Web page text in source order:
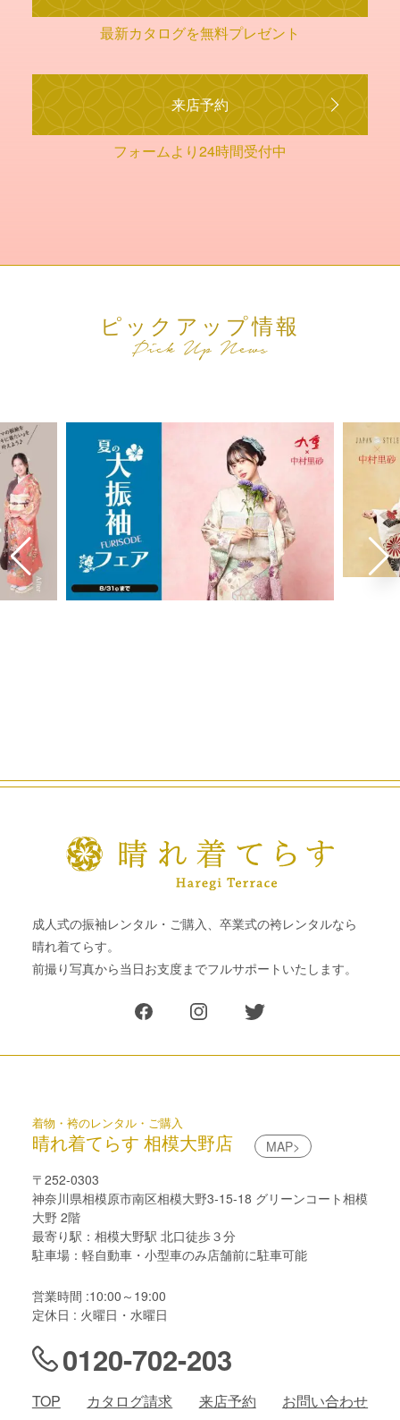
最新カタログを無料プレゼント
来店予約
フォームより24時間受付中
ピックアップ情報
成人式の振袖レンタル・ご購入、卒業式の袴レンタルなら
晴れ着てらす。
前撮り写真から当日お支度までフルサポートいたします。
着物・袴のレンタル・ご購入
晴れ着てらす 相模大野店
MAP>
〒252-0303
神奈川県相模原市南区相模大野3-15-18 グリーンコート相模
大野 2階
最寄り駅：相模大野駅 北口徒歩３分
駐車場：軽自動車・小型車のみ店舗前に駐車可能
営業時間 :10:00～19:00
定休日 : 火曜日・水曜日
0120-702-203
TOP カタログ請求 来店予約 お問い合わせ